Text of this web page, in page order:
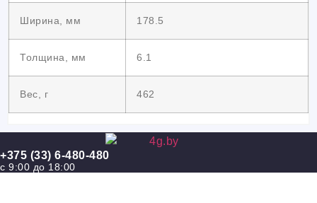
Ширина, мм 178.5
Толщина, мм 6.1
Вес, г 462
+375 (33) 6-480-480
с 9:00 до 18:00